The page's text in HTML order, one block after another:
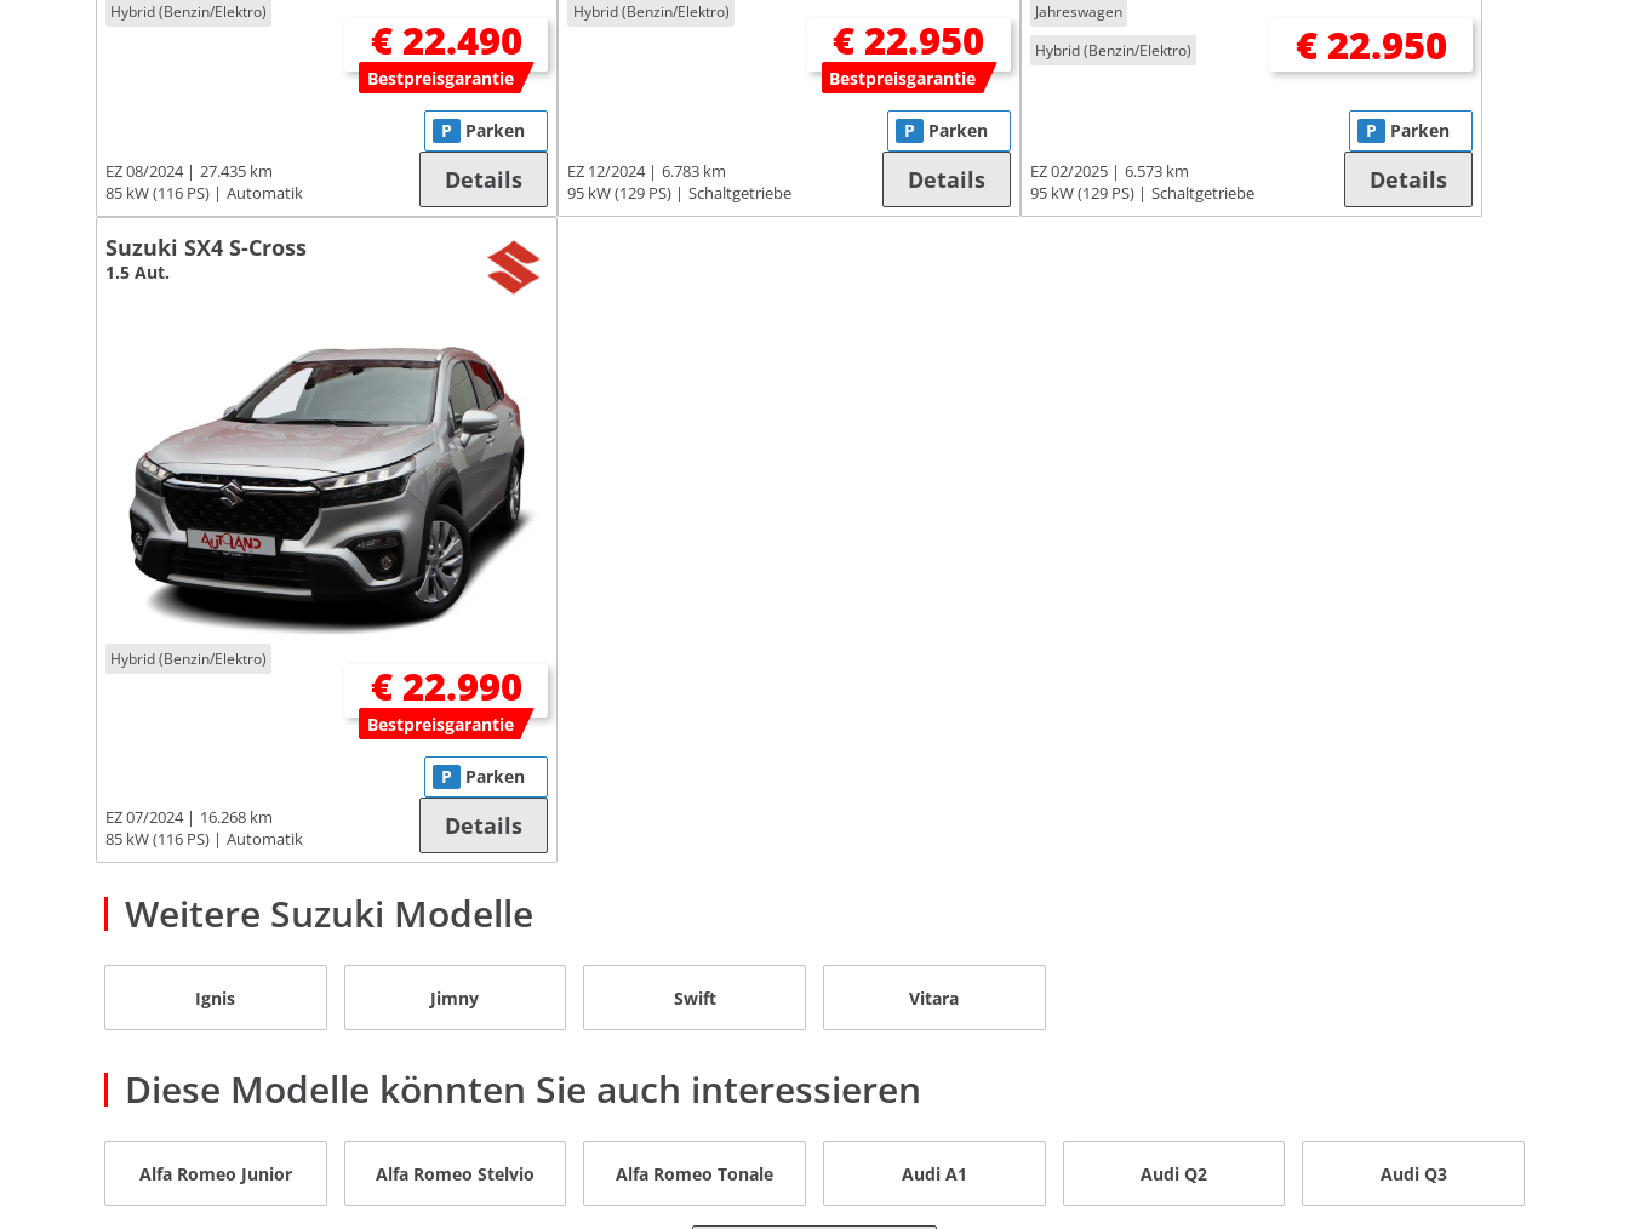
Hybrid (Benzin/Elektro)
€ 22.490
Bestpreisgarantie
EZ 08/2024
27.435 km
85 kW (116 PS)
Automatik
P Parken
Details
Hybrid (Benzin/Elektro)
€ 22.950
Bestpreisgarantie
EZ 12/2024
6.783 km
95 kW (129 PS)
Schaltgetriebe
P Parken
Details
Jahreswagen
Hybrid (Benzin/Elektro)
€ 22.950
EZ 02/2025
6.573 km
95 kW (129 PS)
Schaltgetriebe
P Parken
Details
Suzuki SX4 S-Cross
1.5 Aut.
Hybrid (Benzin/Elektro)
€ 22.990
Bestpreisgarantie
EZ 07/2024
16.268 km
85 kW (116 PS)
Automatik
P Parken
Details
Weitere Suzuki Modelle
Ignis Jimny Swift Vitara
Diese Modelle könnten Sie auch interessieren
Alfa Romeo Junior Alfa Romeo Stelvio Alfa Romeo Tonale Audi A1 Audi Q2 Audi Q3